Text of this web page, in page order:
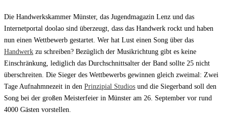
Die Handwerkskammer Münster, das Jugendmagazin Lenz und das
Internetportal doolao sind überzeugt, dass das Handwerk rockt und haben
nun einen Wettbewerb gestartet. Wer hat Lust einen Song über das
Handwerk zu schreiben? Bezüglich der Musikrichtung gibt es keine
Einschränkung, lediglich das Durchschnittsalter der Band sollte 25 nicht
überschreiten. Die Sieger des Wettbewerbs gewinnen gleich zweimal: Zwei
Tage Aufnahmnezeit in den Prinzipial Studios und die Siegerband soll den
Song bei der großen Meisterfeier in Münster am 26. September vor rund
4000 Gästen vorstellen.